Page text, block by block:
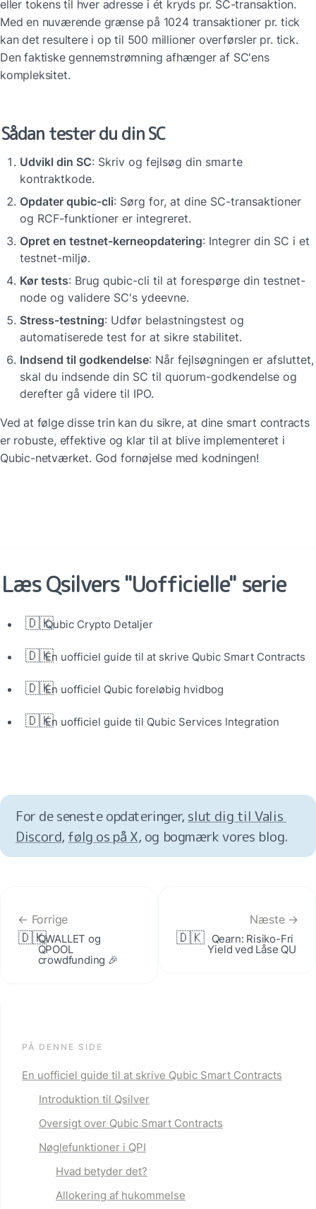
eller tokens til hver adresse i ét kryds pr. SC-transaktion.
Med en nuværende grænse på 1024 transaktioner pr. tick
kan det resultere i op til 500 millioner overførsler pr. tick.
Den faktiske gennemstrømning afhænger af SC'ens
kompleksitet.
Sådan tester du din SC
Udvikl din SC: Skriv og fejlsøg din smarte
kontraktkode.
Opdater qubic-cli: Sørg for, at dine SC-transaktioner
og RCF-funktioner er integreret.
Opret en testnet-kerneopdatering: Integrer din SC i et
testnet-miljø.
Kør tests: Brug qubic-cli til at forespørge din testnet-
node og validere SC's ydeevne.
Stress-testning: Udfør belastningstest og
automatiserede test for at sikre stabilitet.
Indsend til godkendelse: Når fejlsøgningen er afsluttet,
skal du indsende din SC til quorum-godkendelse og
derefter gå videre til IPO.
Ved at følge disse trin kan du sikre, at dine smart contracts
er robuste, effektive og klar til at blive implementeret i
Qubic-netværket. God fornøjelse med kodningen!
Læs Qsilvers "Uofficielle" serie
🇩🇰Qubic Crypto Detaljer
🇩🇰En uofficiel guide til at skrive Qubic Smart Contracts
🇩🇰En uofficiel Qubic foreløbig hvidbog
🇩🇰En uofficiel guide til Qubic Services Integration
For de seneste opdateringer, slut dig til Valis
Discord, følg os på X, og bogmærk vores blog.
← Forrige
🇩🇰QWALLET og
QPOOL
crowdfunding 🎉
Næste →
🇩🇰 Qearn: Risiko-Fri
Yield ved Låse QU
PÅ DENNE SIDE
En uofficiel guide til at skrive Qubic Smart Contracts
Introduktion til Qsilver
Oversigt over Qubic Smart Contracts
Nøglefunktioner i QPI
Hvad betyder det?
Allokering af hukommelse